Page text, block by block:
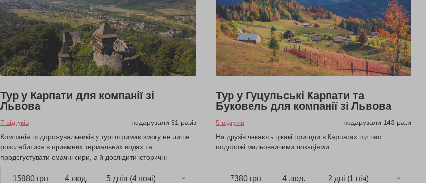
Тур у Карпати для компанії зі
Львова
7 відгуків
подарували 91 разів
Компанія подорожувальників у турі отримає змогу не лише
розслабитися в приємних термальних водах та
продегустувати смачні сири, а й дослідити історичні
15980 грн 4 люд. 5 днів (4 ночі)
Тур у Гуцульські Карпати та
Буковель для компанії зі Львова
5 відгуків
подарували 143 рази
На друзів чекають цікаві пригоди в Карпатах під час
подорожі мальовничими локаціями.
7380 грн 4 люд. 2 дні (1 ніч)